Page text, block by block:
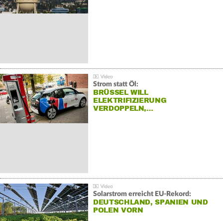
Strom statt Öl:
BRÜSSEL WILL
ELEKTRIFIZIERUNG
VERDOPPELN,…
Solarstrom erreicht EU-Rekord:
DEUTSCHLAND, SPANIEN UND
POLEN VORN